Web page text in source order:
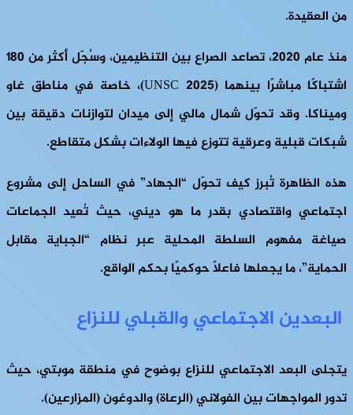
من العقيدة.
منذ عام 2020، تصاعد الصراع بين التنظيمين، وسُجّل أكثر من 180
اشتباكًا مباشرًا بينهما (UNSC 2025)، خاصة في مناطق غاو
وميناكا. وقد تحوّل شمال مالي إلى ميدان لتوازنات دقيقة بين
شبكات قبلية وعرقية تتوزع فيها الولاءات بشكل متقاطع.
هذه الظاهرة تُبرز كيف تحوّل “الجهاد” في الساحل إلى مشروع
اجتماعي واقتصادي بقدر ما هو ديني، حيث تُعيد الجماعات
صياغة مفهوم السلطة المحلية عبر نظام “الجباية مقابل
الحماية”، ما يجعلها فاعلًا حوكميًا بحكم الواقع.
البعدين الاجتماعي والقبلي للنزاع
يتجلى البعد الاجتماعي للنزاع بوضوح في منطقة موبتي، حيث
تدور المواجهات بين الفولاني (الرعاة) والدوغون (المزارعين).